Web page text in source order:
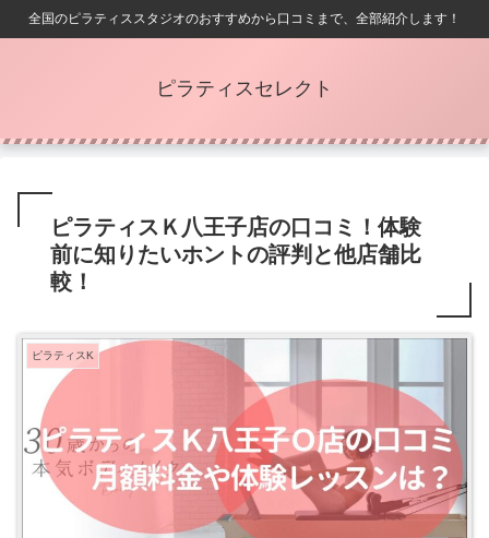
全国のピラティススタジオのおすすめから口コミまで、全部紹介します！
ピラティスセレクト
ピラティスＫ八王子店の口コミ！体験
前に知りたいホントの評判と他店舗比
較！
ピラティスK